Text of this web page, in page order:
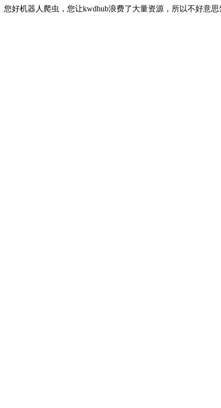
您好机器人爬虫，您让kwdhub浪费了大量资源，所以不好意